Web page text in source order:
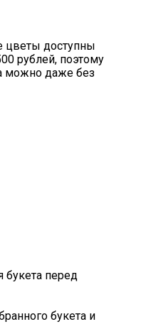
цветы доступны
рублей, поэтому
можно даже без
букета перед
букета и